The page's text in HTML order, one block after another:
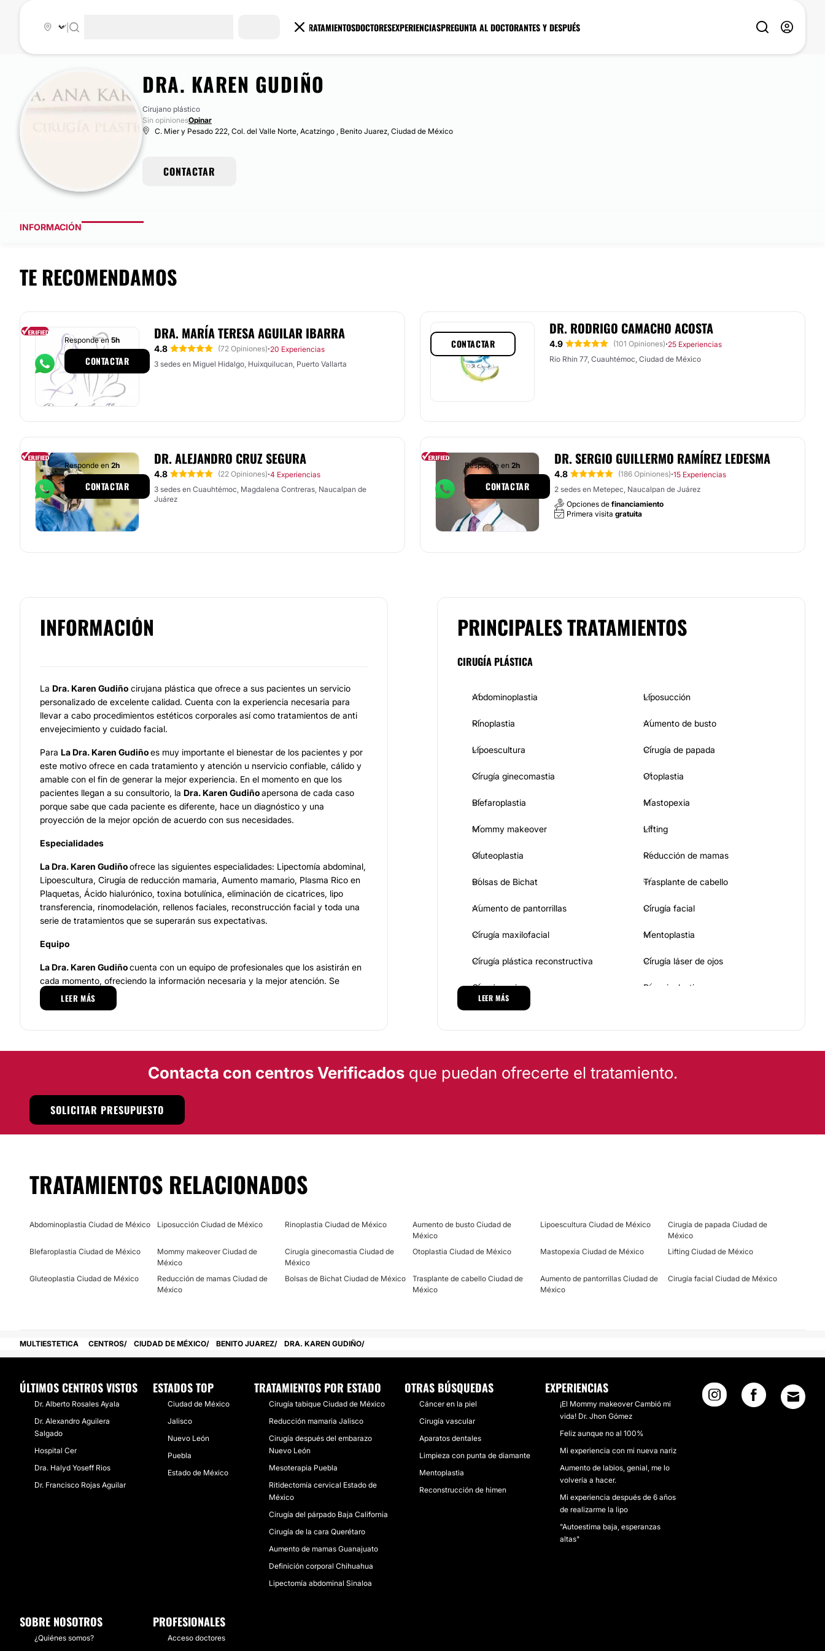
TRATAMIENTOSDOCTORESEXPERIENCIASPREGUNTA AL DOCTORANTES Y DESPUÉS
DRA. KAREN GUDIÑO
Cirujano plástico
Sin opinionesOpinar
C. Mier y Pesado 222, Col. del Valle Norte, Acatzingo , Benito Juarez, Ciudad de México
CONTACTAR
INFORMACIÓN
TE RECOMENDAMOS
DRA. MARÍA TERESA AGUILAR IBARRA
4.8 (72 Opiniones)·20 Experiencias
3 sedes en Miguel Hidalgo, Huixquilucan, Puerto Vallarta
Responde en 5h
CONTACTAR
DR. RODRIGO CAMACHO ACOSTA
4.9 (101 Opiniones)·25 Experiencias
Rio Rhin 77, Cuauhtémoc, Ciudad de México
CONTACTAR
DR. ALEJANDRO CRUZ SEGURA
4.8 (22 Opiniones)·4 Experiencias
3 sedes en Cuauhtémoc, Magdalena Contreras, Naucalpan de
Juárez
Responde en 2h
CONTACTAR
DR. SERGIO GUILLERMO RAMÍREZ LEDESMA
4.8 (186 Opiniones)·15 Experiencias
2 sedes en Metepec, Naucalpan de Juárez
Opciones de financiamiento
Primera visita gratuita
Responde en 2h
CONTACTAR
INFORMACIÓN
La Dra. Karen Gudiño cirujana plástica que ofrece a sus pacientes un servicio
personalizado de excelente calidad. Cuenta con la experiencia necesaria para
llevar a cabo procedimientos estéticos corporales así como tratamientos de anti
envejecimiento y cuidado facial.
Para La Dra. Karen Gudiñoes muy importante el bienestar de los pacientes y por
este motivo ofrece en cada tratamiento y atención u nservicio confiable, cálido y
amable con el fin de generar la mejor experiencia. En el momento en que los
pacientes llegan a su consultorio, la Dra. Karen Gudiñoapersona de cada caso
porque sabe que cada paciente es diferente, hace un diagnóstico y una
proyección de la mejor opción de acuerdo con sus necesidades.
Especialidades
La Dra. Karen Gudiñoofrece las siguientes especialidades: Lipectomía abdominal,
Lipoescultura, Cirugía de reducción mamaria, Aumento mamario, Plasma Rico en
Plaquetas, Ácido hialurónico, toxina botulínica, eliminación de cicatrices, lipo
transferencia, rinomodelación, rellenos faciales, reconstrucción facial y toda una
serie de tratamientos que se superarán sus expectativas.
Equipo
La Dra. Karen Gudiñocuenta con un equipo de profesionales que los asistirán en
cada momento, ofreciendo la información necesaria y la mejor atención. Se
dedicará por completo a cada detalle del tratamiento a realizar, ya que la
comodidad, tranquilidad y confianza del paciente es lo más importante. El personal
equipos y productos necesarios y de excelente calidad para todos y cada uno de
despejar sus dudas y sobre todo ofrecer resultados magníficos, siempre bajo altos
estándares de calidad. Así que no duden en conocer a este profesional que les
brindará la mejor atención pensando siempre en su bienestar.
Juárez de la Ciudad de México.
No
Financiación o facilidades de pago:
No
LEER MÁS
PRINCIPALES TRATAMIENTOS
CIRUGÍA PLÁSTICA
Abdominoplastia Liposucción
Rinoplastia Aumento de busto
Lipoescultura Cirugía de papada
Cirugía ginecomastia Otoplastia
Blefaroplastia Mastopexia
Mommy makeover Lifting
Gluteoplastia Reducción de mamas
Bolsas de Bichat Trasplante de cabello
Aumento de pantorrillas Cirugía facial
Cirugía maxilofacial Mentoplastia
Cirugía plástica reconstructiva Cirugía láser de ojos
Cirugía varices Braquioplastia
Reconstrucción mamaria
MEDICINA ESTÉTICA
LEER MÁS
Contacta con centros Verificadosque puedan ofrecerte el tratamiento.
SOLICITAR PRESUPUESTO
TRATAMIENTOS RELACIONADOS
Abdominoplastia Ciudad de México Liposucción Ciudad de México Rinoplastia Ciudad de México
Aumento de busto Ciudad de
México
Lipoescultura Ciudad de México
Cirugía de papada Ciudad de
México
Blefaroplastia Ciudad de México
Mommy makeover Ciudad de
México
Cirugía ginecomastia Ciudad de
México
Otoplastia Ciudad de México Mastopexia Ciudad de México Lifting Ciudad de México
Gluteoplastia Ciudad de México
Reducción de mamas Ciudad de
México
Bolsas de Bichat Ciudad de México
Trasplante de cabello Ciudad de
México
Aumento de pantorrillas Ciudad de
México
Cirugía facial Ciudad de México
MULTIESTETICA CENTROS CIUDAD DE MÉXICO BENITO JUAREZ DRA. KAREN GUDIÑO
ÚLTIMOS CENTROS VISTOS
​Dr. Alberto Rosales Ayala
Dr. Alexandro Aguilera
Salgado
Hospital Cer
Dra. Halyd Yoseff Rios
Dr. Francisco Rojas Aguilar
ESTADOS TOP
Ciudad de México
Jalisco
Nuevo León
Puebla
Estado de México
TRATAMIENTOS POR ESTADO
Cirugía tabique Ciudad de México
Reducción mamaria Jalisco
Cirugía después del embarazo
Nuevo León
Mesoterapia Puebla
Ritidectomía cervical Estado de
México
Cirugía del párpado Baja California
Cirugía de la cara Querétaro
Aumento de mamas Guanajuato
Definición corporal Chihuahua
Lipectomía abdominal Sinaloa
OTRAS BÚSQUEDAS
Cáncer en la piel
Cirugía vascular
Aparatos dentales
Limpieza con punta de diamante
Mentoplastia
Reconstrucción de himen
EXPERIENCIAS
¡El Mommy makeover Cambió mi
vida! Dr. Jhon Gómez
Feliz aunque no al 100%
Mi experiencia con mi nueva nariz
Aumento de labios, genial, me lo
volvería a hacer.
Mi experiencia después de 6 años
de realizarme la lipo
"Autoestima baja, esperanzas
altas"
SOBRE NOSOTROS
¿Quiénes somos?
PROFESIONALES
Acceso doctores